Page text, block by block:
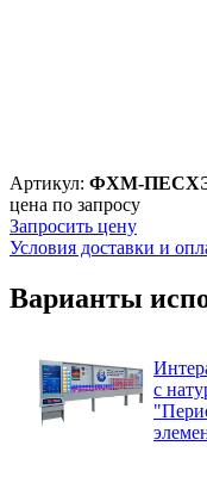
Артикул: ФХМ-
цена по запросу
Запросить цену
Условия доставки и
Варианты
с